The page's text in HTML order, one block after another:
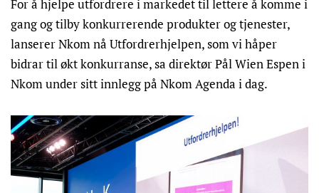
For å hjelpe utfordrere i markedet til lettere å komme i
gang og tilby konkurrerende produkter og tjenester,
lanserer Nkom nå Utfordrerhjelpen, som vi håper
bidrar til økt konkurranse, sa direktør Pål Wien Espen i
Nkom under sitt innlegg på Nkom Agenda i dag.